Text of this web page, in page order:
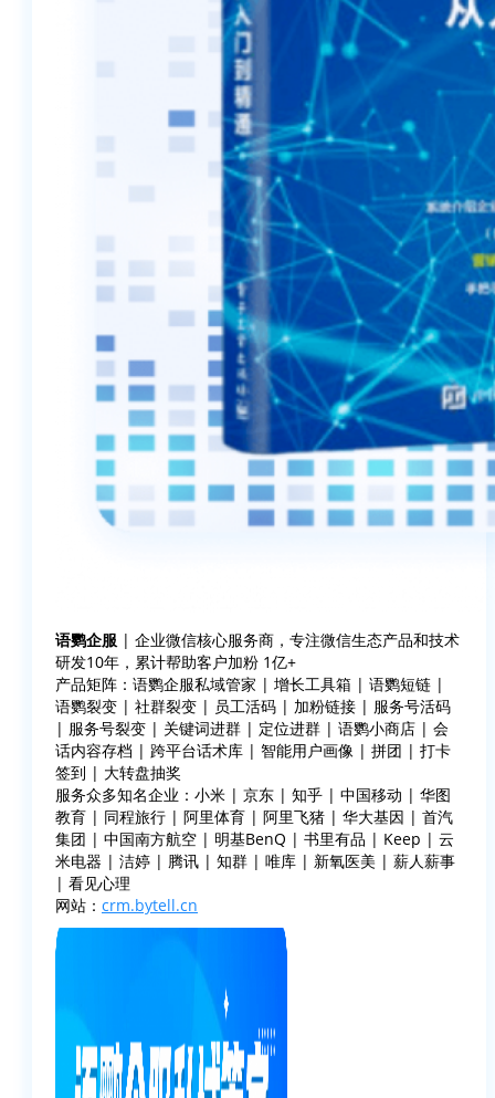
语鹦企服 | 企业微信核心服务商，专注微信生态产品和技术
研发10年，累计帮助客户加粉 1亿+
产品矩阵：语鹦企服私域管家 | 增长工具箱 | 语鹦短链 |
语鹦裂变 | 社群裂变 | 员工活码 | 加粉链接 | 服务号活码
| 服务号裂变 | 关键词进群 | 定位进群 | 语鹦小商店 | 会
话内容存档 | 跨平台话术库 | 智能用户画像 | 拼团 | 打卡
签到 | 大转盘抽奖
服务众多知名企业：小米 | 京东 | 知乎 | 中国移动 | 华图
教育 | 同程旅行 | 阿里体育 | 阿里飞猪 | 华大基因 | 首汽
集团 | 中国南方航空 | 明基BenQ | 书里有品 | Keep | 云
米电器 | 洁婷 | 腾讯 | 知群 | 唯库 | 新氧医美 | 薪人薪事
| 看见心理
网站： crm.bytell.cn